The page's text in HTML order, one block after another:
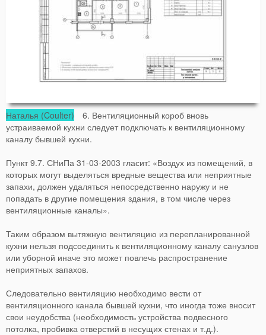
Наталья (Coulter) 6. Вентиляционный короб вновь
устраиваемой кухни следует подключать к вентиляционному
каналу бывшей кухни.
Пункт 9.7. СНиПа 31-03-2003 гласит: «Воздух из помещений, в
которых могут выделяться вредные вещества или неприятные
запахи, должен удаляться непосредственно наружу и не
попадать в другие помещения здания, в том числе через
вентиляционные каналы».
Таким образом вытяжную вентиляцию из перепланированной
кухни нельзя подсоединить к вентиляционному каналу санузлов
или уборной иначе это может повлечь распространение
неприятных запахов.
Следовательно вентиляцию необходимо вести от
вентиляционного канала бывшей кухни, что иногда тоже вносит
свои неудобства (необходимость устройства подвесного
потолка, пробивка отверстий в несущих стенах и т.д.).